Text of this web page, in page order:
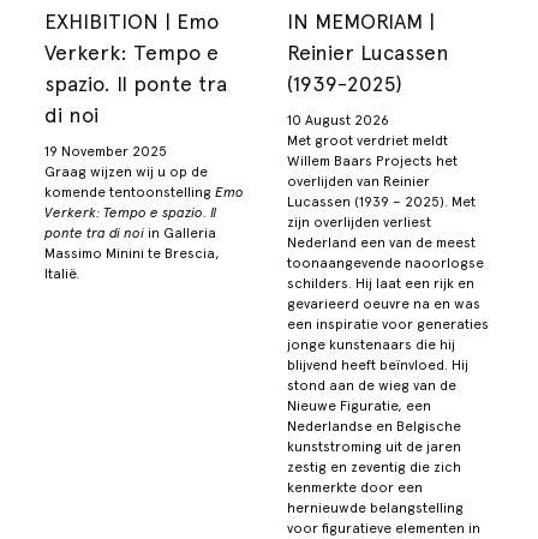
EXHIBITION | Emo
Verkerk: Tempo e
spazio. Il ponte tra
di noi
19 November 2025
Graag wijzen wij u op de
komende tentoonstellingEmo
Verkerk: Tempo e spazio. Il
ponte tra di noi in Galleria
Massimo Minini te Brescia,
Italië.
IN MEMORIAM |
Reinier Lucassen
(1939-2025)
10 August 2026
Met groot verdriet meldt
Willem Baars Projects het
overlijden van Reinier
Lucassen (1939 – 2025). Met
zijn overlijden verliest
Nederland een van de meest
toonaangevende naoorlogse
schilders. Hij laat een rijk en
gevarieerd oeuvre na en was
een inspiratie voor generaties
jonge kunstenaars die hij
blijvend heeft beïnvloed. Hij
stond aan de wieg van de
Nieuwe Figuratie, een
Nederlandse en Belgische
kunststroming uit de jaren
zestig en zeventig die zich
kenmerkte door een
hernieuwde belangstelling
voor figuratieve elementen in